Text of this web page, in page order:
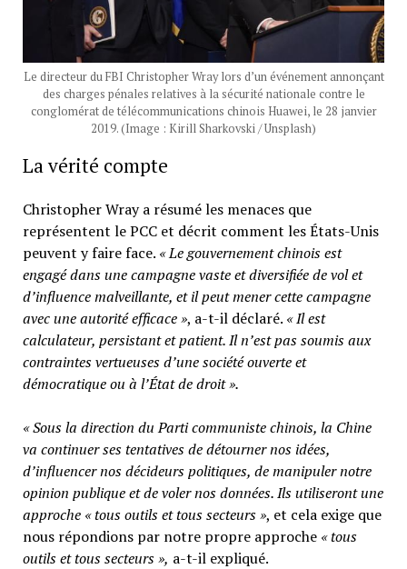
Le directeur du FBI Christopher Wray lors d’un événement annonçant
des charges pénales relatives à la sécurité nationale contre le
conglomérat de télécommunications chinois Huawei, le 28 janvier
2019. (Image : Kirill Sharkovski / Unsplash)
La vérité compte
Christopher Wray a résumé les menaces que
représentent le PCC et décrit comment les États-Unis
peuvent y faire face. « Le gouvernement chinois est
engagé dans une campagne vaste et diversifiée de vol et
d’influence malveillante, et il peut mener cette campagne
avec une autorité efficace », a-t-il déclaré. « Il est
calculateur, persistant et patient. Il n’est pas soumis aux
contraintes vertueuses d’une société ouverte et
démocratique ou à l’État de droit ».
« Sous la direction du Parti communiste chinois, la Chine
va continuer ses tentatives de détourner nos idées,
d’influencer nos décideurs politiques, de manipuler notre
opinion publique et de voler nos données. Ils utiliseront une
approche « tous outils et tous secteurs », et cela exige que
nous répondions par notre propre approche « tous
outils et tous secteurs », a-t-il expliqué.